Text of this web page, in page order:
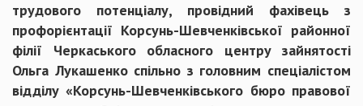
трудового потенціалу, провідний фахівець з
профорієнтації Корсунь-Шевченківської районної
філії Черкаського обласного центру зайнятості
Ольга Лукашенко спільно з головним спеціалістом
відділу «Корсунь-Шевченківського бюро правової